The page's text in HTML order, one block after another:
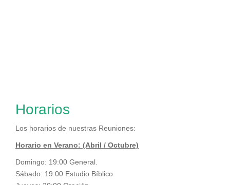
Horarios
Los horarios de nuestras Reuniones:
Horario en Verano: (Abril / Octubre)
Domingo: 19:00 General.
Sábado: 19:00 Estudio Bíblico.